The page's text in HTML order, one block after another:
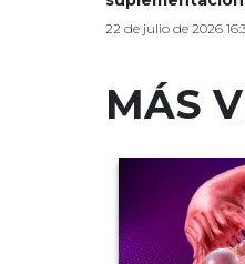
22 de julio de 2026
MÁS